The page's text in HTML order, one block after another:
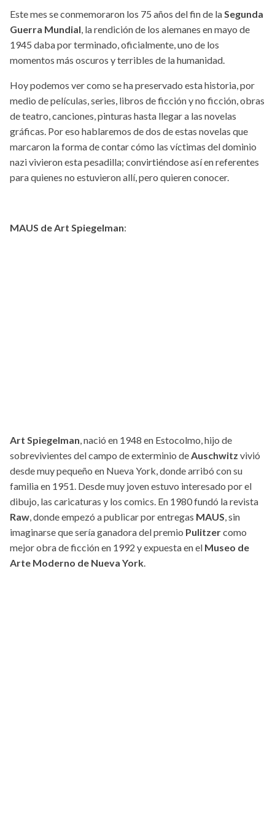
Este mes se conmemoraron los 75 años del fin de laSegunda
Guerra Mundial, la rendición de los alemanes en mayo de
1945 daba por terminado, oficialmente, uno de los
momentos más oscuros y terribles de la humanidad.
Hoy podemos ver como se ha preservado esta historia, por
medio de películas, series, libros de ficción y no ficción, obras
de teatro, canciones, pinturas hasta llegar a las novelas
gráficas. Por eso hablaremos de dos de estas novelas que
marcaron la forma de contar cómo las víctimas del dominio
nazi vivieron esta pesadilla; convirtiéndose así en referentes
para quienes no estuvieron allí, pero quieren conocer.
MAUS de Art Spiegelman:
Art Spiegelman, nació en 1948 en Estocolmo, hijo de
sobrevivientes del campo de exterminio deAuschwitz vivió
desde muy pequeño en Nueva York, donde arribó con su
familia en 1951. Desde muy joven estuvo interesado por el
dibujo, las caricaturas y los comics. En 1980 fundó la revista
Raw, donde empezó a publicar por entregas MAUS, sin
imaginarse que sería ganadora del premio Pulitzercomo
mejor obra de ficción en 1992 y expuesta en el Museo de
Arte Moderno de Nueva York.